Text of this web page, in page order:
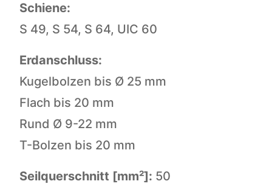
Schiene:
S 49, S 54, S 64, UIC 60
Erdanschluss:
Kugelbolzen bis Ø 25 mm
Flach bis 20 mm
Rund Ø 9-22 mm
T-Bolzen bis 20 mm
Seilquerschnitt [mm²]: 50